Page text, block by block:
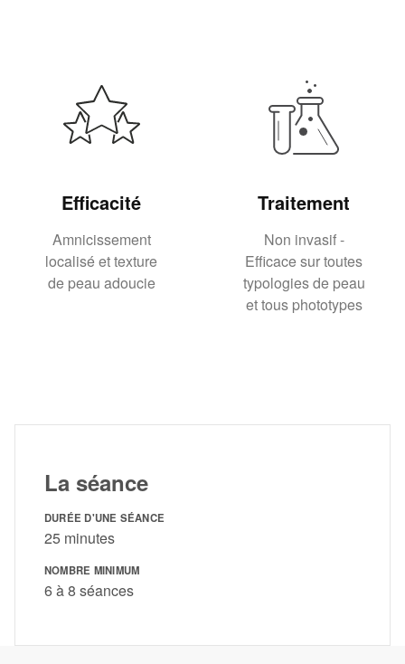
Efficacité
Amnicissement
localisé et texture
de peau adoucie
Traitement
Non invasif -
Efficace sur toutes
typologies de peau
et tous phototypes
La séance
DURÉE D'UNE SÉANCE
25 minutes
NOMBRE MINIMUM
6 à 8 séances